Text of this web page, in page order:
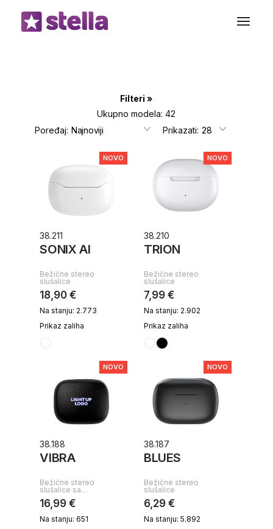
sadržaja
Filteri
Ukupno modela: 42
Poređaj:
Prikazati:
NOVO
38.211
SONIX AI
Bežične stereo
slušalice
18,90 €
Na stanju: 2.773
Prikaz zaliha
NOVO
38.210
TRION
Bežične stereo
slušalice
7,99 €
Na stanju: 2.902
Prikaz zaliha
NOVO
38.188
VIBRA
Bežične stereo
slušalice sa…
16,99 €
Na stanju: 651
NOVO
38.187
BLUES
Bežične stereo
slušalice
6,29 €
Na stanju: 5.892